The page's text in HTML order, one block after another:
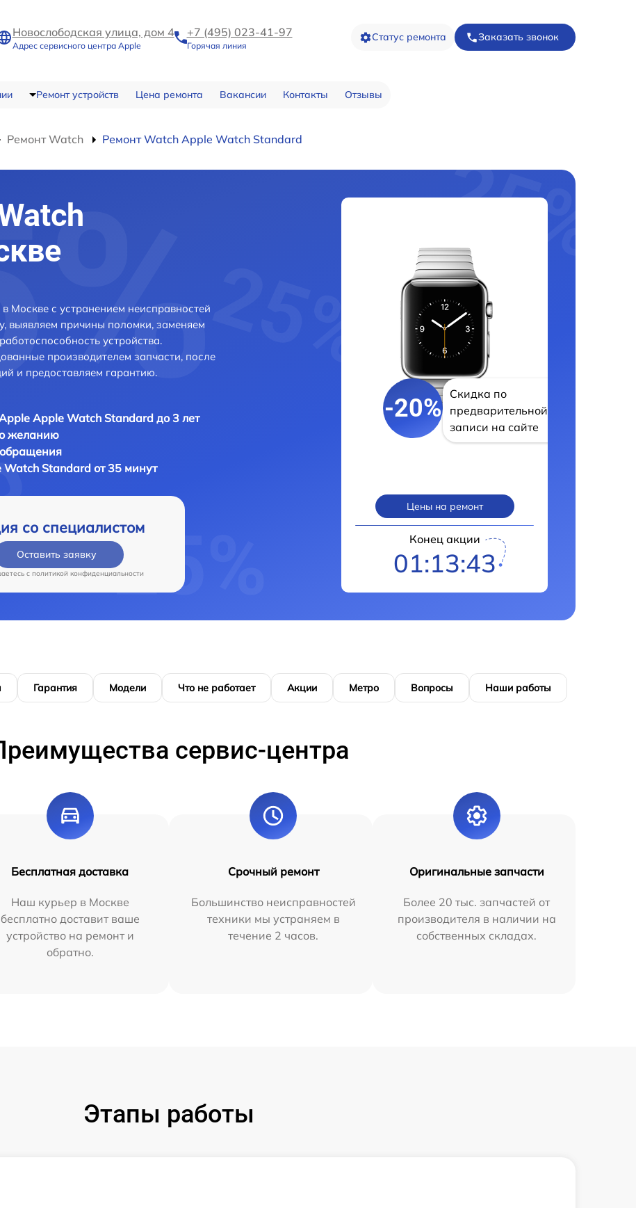
Новослободская улица, дом 4
Адрес сервисного центра Apple
+7 (495) 023-41-97
Горячая линия
Статус ремонта Заказать звонок
Ремонт устройств Цена ремонта Вакансии Контакты Отзывы
Ремонт Watch Ремонт Watch Apple Watch Standard
Москве с устранением неисправностей
выявляем причины поломки, заменяем
устройства.
производителем запчасти, после
и предоставляем гарантию.
Apple Watch Standard до 3 лет
желанию
Standard от 35 минут
со специалистом
Оставить заявку
c политикой конфиденциальности
-20%
Скидка по
предварительной
записи на сайте
Цены на ремонт
Конец акции
01:13:42
Гарантия Модели Что не работает Акции Метро Вопросы Наши работы
сервис-центра
Бесплатная доставка
Наш курьер в Москве
бесплатно доставит ваше
устройство на ремонт и
обратно.
Срочный ремонт
Большинство неисправностей
техники мы устраняем в
течение 2 часов.
Оригинальные запчасти
Более 20 тыс. запчастей от
производителя в наличии на
собственных складах.
Этапы работы